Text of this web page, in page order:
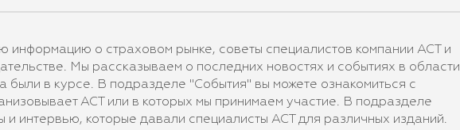
информацию о страховом рынке, советы специалистов компании АСТ и
Мы рассказываем о последних новостях и событиях в области
были в курсе. В подразделе "События" вы можете ознакомиться с
АСТ или в которых мы принимаем участие. В подразделе
интервью, которые давали специалисты АСТ для различных изданий.